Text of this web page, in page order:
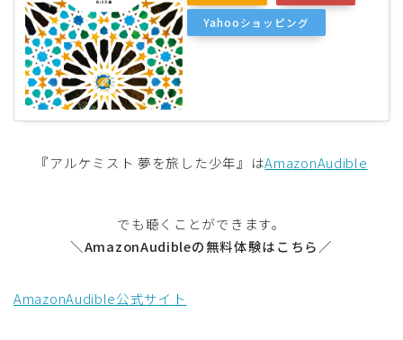
Yahooショッピング
『アルケミスト 夢を旅した少年』はAmazonAudible
でも聴くことができます。
＼AmazonAudibleの無料体験はこちら／
AmazonAudible公式サイト